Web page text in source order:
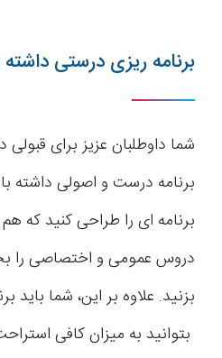
برنامه ریزی درستی
شما داوطلبان عزیز برای
برنامه درست و اصولی داشته
برنامه ای را طراحی کنید که
دروس عمومی و اختصاصی را
بزنید. علاوه بر این، شما باید
بتوانید به میزان کافی